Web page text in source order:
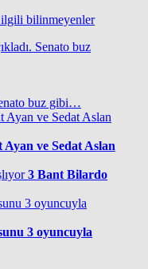
ilgili bilinmeyenler
buz gibi…
ve Sedat Aslan
3 Bant Bilardo
3 oyuncuyla